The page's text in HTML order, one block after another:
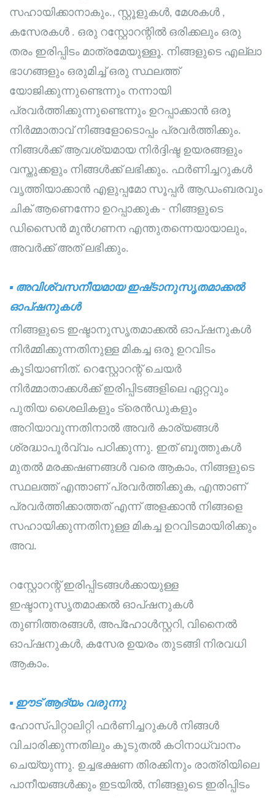
സഹായിക്കാനാകും., സ്റ്റൂളുകൾ, മേശകൾ ,
കസേരകൾ . ഒരു റസ്റ്റോറന്റിൽ ഒരിക്കലും ഒരു
തരം ഇരിപ്പിടം മാത്രമേയുള്ളൂ. നിങ്ങളുടെ എല്ലാ
ഭാഗങ്ങളും ഒരുമിച്ച് ഒരു സ്ഥലത്ത്
യോജിക്കുന്നുണ്ടെന്നും നന്നായി
പ്രവർത്തിക്കുന്നുണ്ടെന്നും ഉറപ്പാക്കാൻ ഒരു
നിർമ്മാതാവ് നിങ്ങളോടൊപ്പം പ്രവർത്തിക്കും.
നിങ്ങൾക്ക് ആവശ്യമായ നിർദ്ദിഷ്ട ഉയരങ്ങളും
വസ്തുക്കളും നിങ്ങൾക്ക് ലഭിക്കും. ഫർണിച്ചറുകൾ
വൃത്തിയാക്കാൻ എളുപ്പമോ സൂപ്പർ ആഡംബരവും
ചിക് ആണെന്നോ ഉറപ്പാക്കുക - നിങ്ങളുടെ
ഡിസൈൻ മുൻഗണന എന്തുതന്നെയായാലും,
അവർക്ക് അത് ലഭിക്കും.
▪ അവിശ്വസനീയമായ ഇഷ്‌ടാനുസൃതമാക്കൽ
ഓപ്ഷനുകൾ
നിങ്ങളുടെ ഇഷ്ടാനുസൃതമാക്കൽ ഓപ്ഷനുകൾ
നിർമ്മിക്കുന്നതിനുള്ള മികച്ച ഒരു ഉറവിടം
കൂടിയാണിത്. റെസ്റ്റോറന്റ് ചെയർ
നിർമ്മാതാക്കൾക്ക് ഇരിപ്പിടങ്ങളിലെ ഏറ്റവും
പുതിയ ശൈലികളും ട്രെൻഡുകളും
അറിയാവുന്നതിനാൽ അവർ കാര്യങ്ങൾ
ശ്രദ്ധാപൂർവ്വം പഠിക്കുന്നു. ഇത് ബൂത്തുകൾ
മുതൽ മരക്കഷണങ്ങൾ വരെ ആകാം, നിങ്ങളുടെ
സ്ഥലത്ത് എന്താണ് പ്രവർത്തിക്കുക, എന്താണ്
പ്രവർത്തിക്കാത്തത് എന്ന് അളക്കാൻ നിങ്ങളെ
സഹായിക്കുന്നതിനുള്ള മികച്ച ഉറവിടമായിരിക്കും
അവ.
റസ്റ്റോറന്റ് ഇരിപ്പിടങ്ങൾക്കായുള്ള
ഇഷ്ടാനുസൃതമാക്കൽ ഓപ്ഷനുകൾ
തുണിത്തരങ്ങൾ, അപ്ഹോൾസ്റ്ററി, വിനൈൽ
ഓപ്ഷനുകൾ, കസേര ഉയരം തുടങ്ങി നിരവധി
ആകാം.
▪ ഈട് ആദ്യം വരുന്നു
ഹോസ്പിറ്റാലിറ്റി ഫർണിച്ചറുകൾ നിങ്ങൾ
വിചാരിക്കുന്നതിലും കൂടുതൽ കഠിനാധ്വാനം
ചെയ്യുന്നു. ഉച്ചഭക്ഷണ തിരക്കിനും രാത്രിയിലെ
പാനീയങ്ങൾക്കും ഇടയിൽ, നിങ്ങളുടെ ഇരിപ്പിടം